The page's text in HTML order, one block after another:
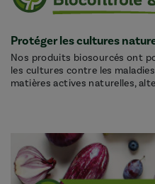
Protéger les cultures
Nos produits biosourcés ont
les cultures contre les
matières actives naturelles,